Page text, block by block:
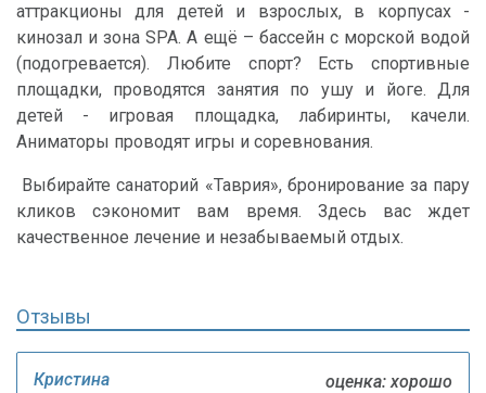
аттракционы для детей и взрослых, в корпусах -
кинозал и зона SPA. А ещё – бассейн с морской водой
(подогревается). Любите спорт? Есть спортивные
площадки, проводятся занятия по ушу и йоге. Для
детей - игровая площадка, лабиринты, качели.
Аниматоры проводят игры и соревнования.
Выбирайте санаторий «Таврия», бронирование за пару
кликов сэкономит вам время. Здесь вас ждет
качественное лечение и незабываемый отдых.
Отзывы
Кристина оценка: хорошо